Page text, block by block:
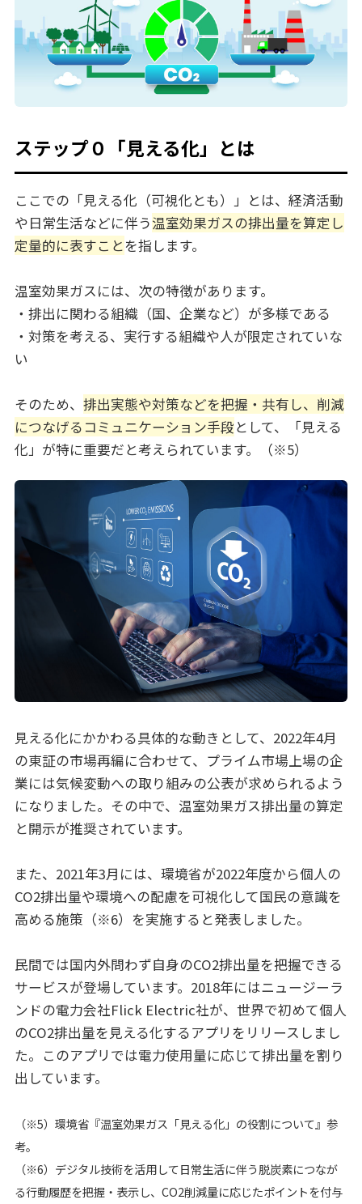
ステップ０「見える化」とは
ここでの「見える化（可視化とも）」とは、経済活動
や日常生活などに伴う温室効果ガスの排出量を算定し
定量的に表すことを指します。
温室効果ガスには、次の特徴があります。
・排出に関わる組織（国、企業など）が多様である
・対策を考える、実行する組織や人が限定されていな
い
そのため、 排出実態や対策などを把握・共有し、削減
につなげるコミュニケーション手段として、「見える
化」が特に重要だと考えられています。（※5）
見える化にかかわる具体的な動きとして、2022年4月
の東証の市場再編に合わせて、プライム市場上場の企
業には気候変動への取り組みの公表が求められるよう
になりました。その中で、温室効果ガス排出量の算定
と開示が推奨されています。
また、2021年3月には、環境省が2022年度から個人の
CO2排出量や環境への配慮を可視化して国民の意識を
高める施策（※6）を実施すると発表しました。
民間では国内外問わず自身のCO2排出量を把握できる
サービスが登場しています。2018年にはニュージーラ
ンドの電力会社Flick Electric社が、世界で初めて個人
のCO2排出量を見える化するアプリをリリースしまし
た。このアプリでは電力使用量に応じて排出量を割り
出しています。
（※5）環境省『温室効果ガス「見える化」の役割について』参
考。
（※6）デジタル技術を活用して日常生活に伴う脱炭素につなが
る行動履歴を把握・表示し、CO2削減量に応じたポイントを付与